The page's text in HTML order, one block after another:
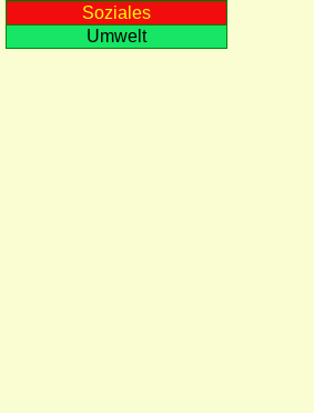
Soziales
Umwelt